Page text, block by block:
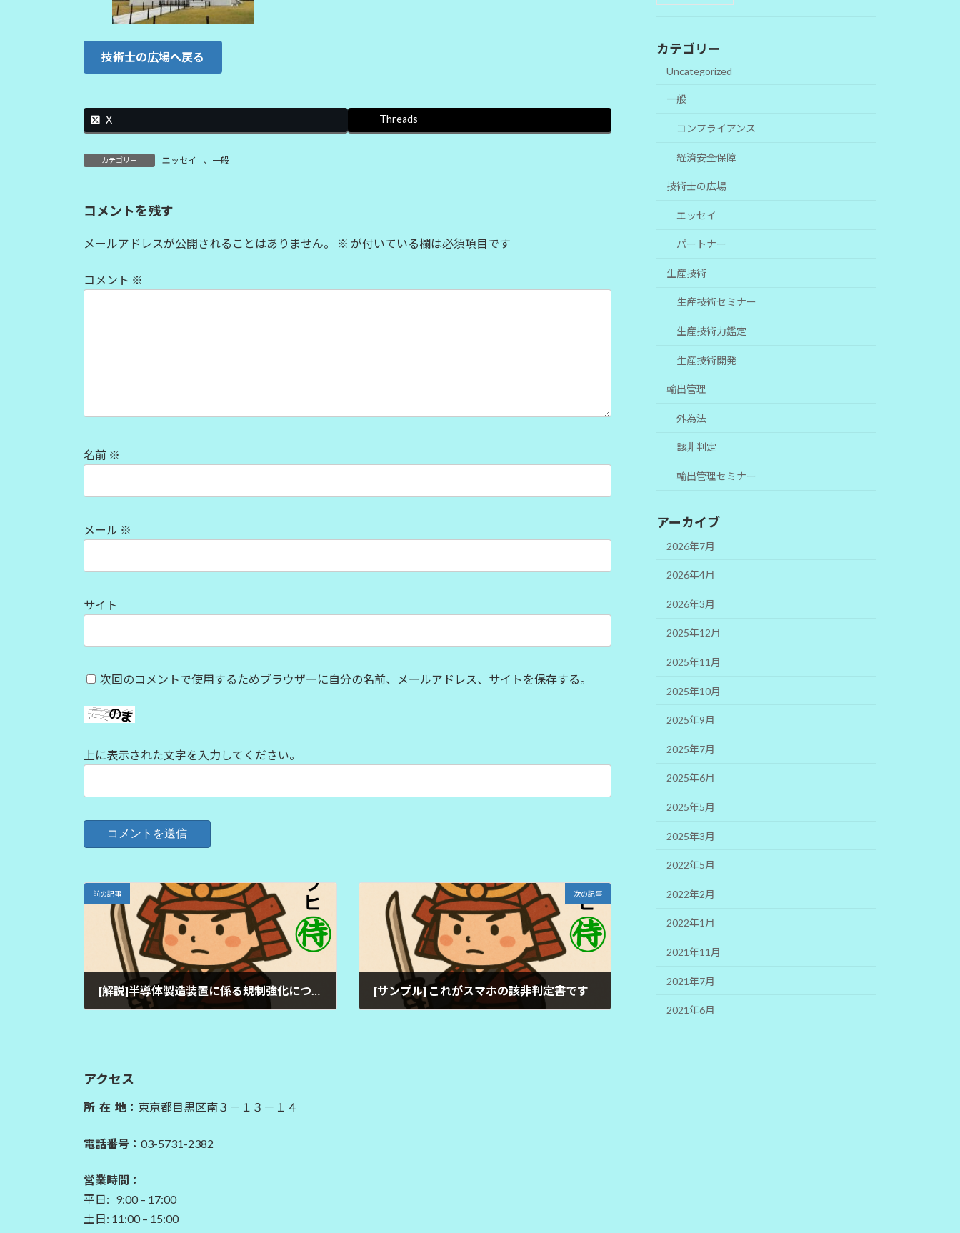
技術士の広場へ戻る
X Threads
カテゴリー エッセイ 、 一般
コメントを残す
メールアドレスが公開されることはありません。 ※ が付いている欄は必須項目です
コメント ※
名前 ※
メール ※
サイト
次回のコメントで使用するためブラウザーに自分の名前、メールアドレス、サイトを保存する。
上に表示された文字を入力してください。
前の記事 次の記事
[サンプル] これがスマホの該非判定書です
カテゴリー
Uncategorized
一般
コンプライアンス
経済安全保障
技術士の広場
エッセイ
パートナー
生産技術
生産技術セミナー
生産技術力鑑定
生産技術開発
輸出管理
外為法
該非判定
輸出管理セミナー
アーカイブ
2026年7月
2026年4月
2026年3月
2025年12月
2025年11月
2025年10月
2025年9月
2025年7月
2025年6月
2025年5月
2025年3月
2022年5月
2022年2月
2022年1月
2021年11月
2021年7月
2021年6月
アクセス
所 在 地： 東京都目黒区南３－１３－１４
電話番号： 03-5731-2382
営業時間：
平日: 9:00 – 17:00
土日: 11:00 – 15:00